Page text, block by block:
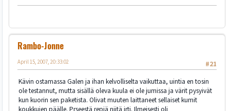
Rambo-Jonne
#21
April 15, 2007, 20:33:02
Kävin ostamassa Galen ja ihan kelvolliselta vaikuttaa, uintia en tosin
ole testannut, mutta sisällä oleva kuula ei ole jumissa ja värit pysyivät
kun kuorin sen paketista. Olivat muuten laittaneet sellaiset kumit
koukkujen päälle. Prseestä repiä niitä irti. Ilmeisesti oli